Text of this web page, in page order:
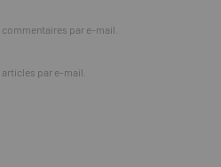
par e-mail.
par e-mail.